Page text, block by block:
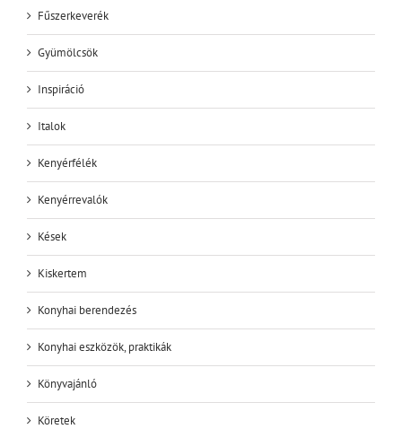
Fűszerkeverék
Gyümölcsök
Inspiráció
Italok
Kenyérfélék
Kenyérrevalók
Kések
Kiskertem
Konyhai berendezés
Konyhai eszközök, praktikák
Könyvajánló
Köretek